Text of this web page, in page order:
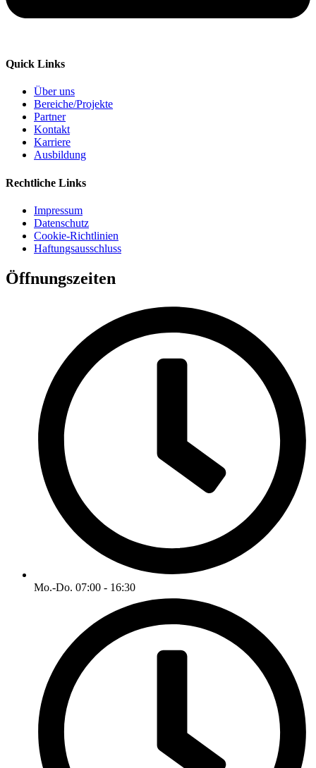
Quick Links
Über uns
Bereiche/Projekte
Partner
Kontakt
Karriere
Ausbildung
Rechtliche Links
Impressum
Datenschutz
Cookie-Richtlinien
Haftungsausschluss
Öffnungszeiten
Mo.-Do. 07:00 - 16:30